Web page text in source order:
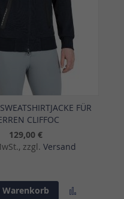
FÜR
CLIFFOC
129,00 €
zzgl.Versand
Warenkorb